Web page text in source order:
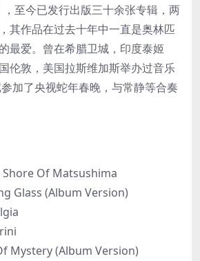
至今已发行出版三十余张专辑，两
其作品在过去十年中一直是奥林匹
最爱。曾在希腊卫城，印度泰姬
伦敦，美国拉斯维加斯举办过音乐
加了央视蛇年春晚，与常静等合奏
Shore Of Matsushima
Glass (Album Version)
Mystery (Album Version)